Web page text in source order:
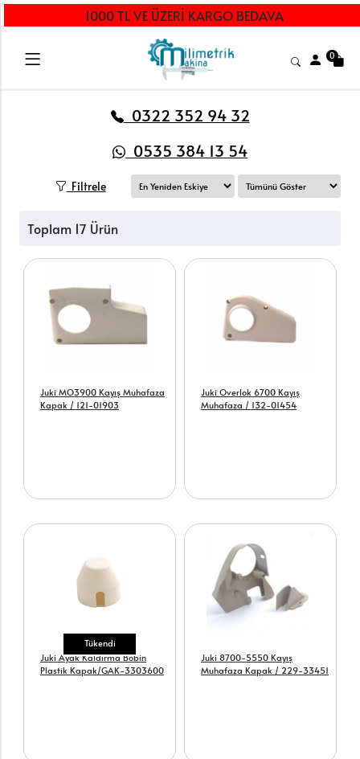
1000 TL VE ÜZERİ KARGO BEDAVA
0
0322 352 94 32
0535 384 13 54
Filtrele
Toplam 17 Ürün
Juki MO3900 Kayış Muhafaza
Kapak / 121-01903
Juki Overlok 6700 Kayış
Muhafaza / 132-01454
Tükendi
Juki Ayak Kaldırma Bobin
Plastik Kapak/GAK-3303600
Juki 8700-5550 Kayış
Muhafaza Kapak / 229-33451